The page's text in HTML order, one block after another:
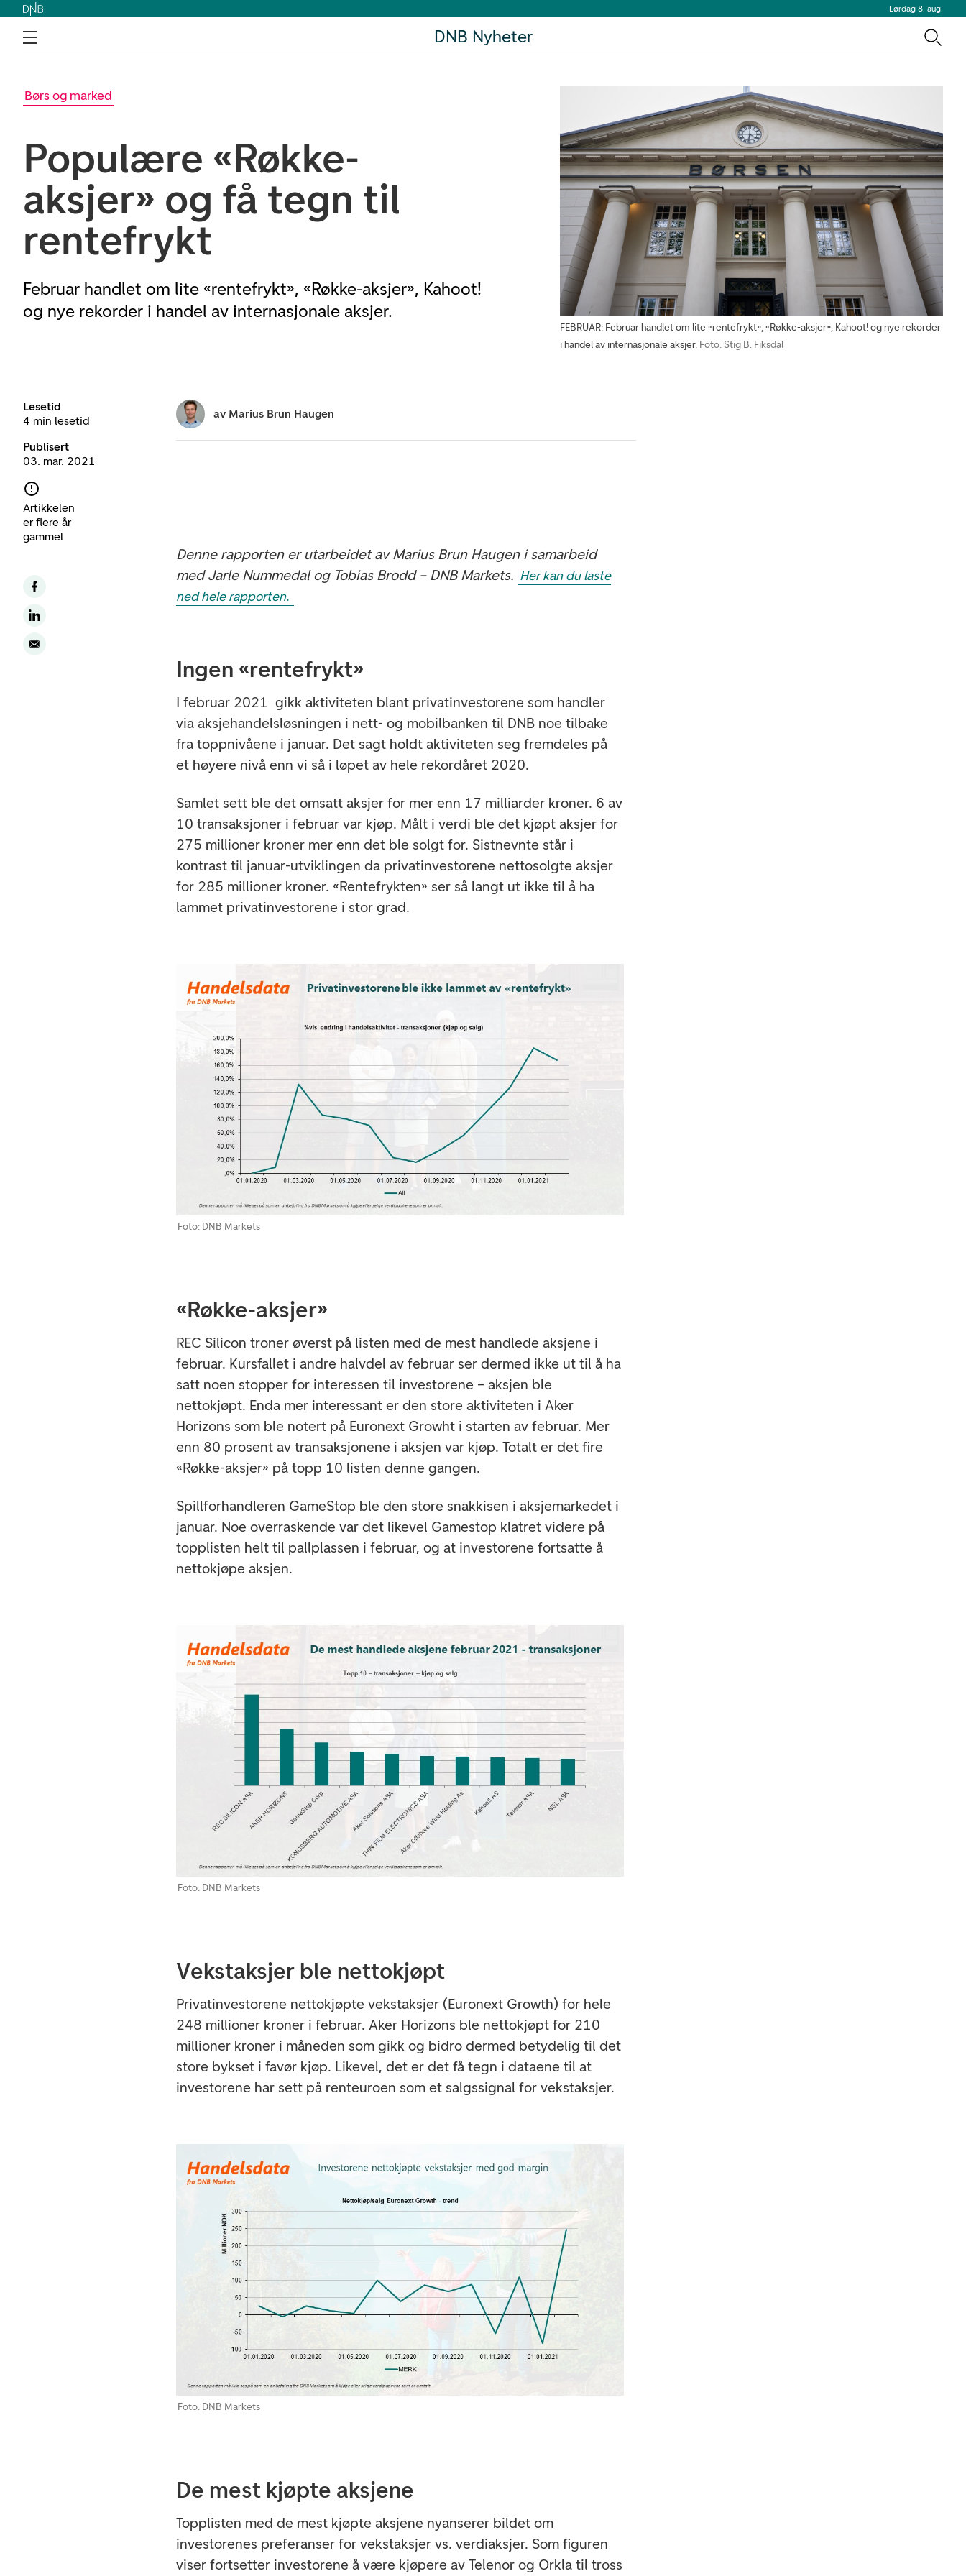
Lørdag 8. aug.
DNB Nyheter
Børs og marked
Populære «Røkke-
aksjer» og få tegn til
rentefrykt
Februar handlet om lite «rentefrykt», «Røkke-aksjer», Kahoot!
og nye rekorder i handel av internasjonale aksjer.
FEBRUAR: Februar handlet om lite «rentefrykt», «Røkke-aksjer», Kahoot! og nye rekorder
i handel av internasjonale aksjer. Foto: Stig B. Fiksdal
Lesetid
4 min lesetid
Publisert
03. mar. 2021
Artikkelen
er flere år
gammel
av Marius Brun Haugen
Denne rapporten er utarbeidet av Marius Brun Haugen i samarbeid
med Jarle Nummedal og Tobias Brodd – DNB Markets. Her kan du laste
ned hele rapporten.
Ingen «rentefrykt»
I februar 2021 gikk aktiviteten blant privatinvestorene som handler
via aksjehandelsløsningen i nett- og mobilbanken til DNB noe tilbake
fra toppnivåene i januar. Det sagt holdt aktiviteten seg fremdeles på
et høyere nivå enn vi så i løpet av hele rekordåret 2020.
Samlet sett ble det omsatt aksjer for mer enn 17 milliarder kroner. 6 av
10 transaksjoner i februar var kjøp. Målt i verdi ble det kjøpt aksjer for
275 millioner kroner mer enn det ble solgt for. Sistnevnte står i
kontrast til januar-utviklingen da privatinvestorene nettosolgte aksjer
for 285 millioner kroner. «Rentefrykten» ser så langt ut ikke til å ha
lammet privatinvestorene i stor grad.
Foto: DNB Markets
«Røkke-aksjer»
REC Silicon troner øverst på listen med de mest handlede aksjene i
februar. Kursfallet i andre halvdel av februar ser dermed ikke ut til å ha
satt noen stopper for interessen til investorene – aksjen ble
nettokjøpt. Enda mer interessant er den store aktiviteten i Aker
Horizons som ble notert på Euronext Growht i starten av februar. Mer
enn 80 prosent av transaksjonene i aksjen var kjøp. Totalt er det fire
«Røkke-aksjer» på topp 10 listen denne gangen.
Spillforhandleren GameStop ble den store snakkisen i aksjemarkedet i
januar. Noe overraskende var det likevel Gamestop klatret videre på
topplisten helt til pallplassen i februar, og at investorene fortsatte å
nettokjøpe aksjen.
Foto: DNB Markets
Vekstaksjer ble nettokjøpt
Privatinvestorene nettokjøpte vekstaksjer (Euronext Growth) for hele
248 millioner kroner i februar. Aker Horizons ble nettokjøpt for 210
millioner kroner i måneden som gikk og bidro dermed betydelig til det
store bykset i favør kjøp. Likevel, det er det få tegn i dataene til at
investorene har sett på renteuroen som et salgssignal for vekstaksjer.
Foto: DNB Markets
De mest kjøpte aksjene
Topplisten med de mest kjøpte aksjene nyanserer bildet om
investorenes preferanser for vekstaksjer vs. verdiaksjer. Som figuren
viser fortsetter investorene å være kjøpere av Telenor og Orkla til tross